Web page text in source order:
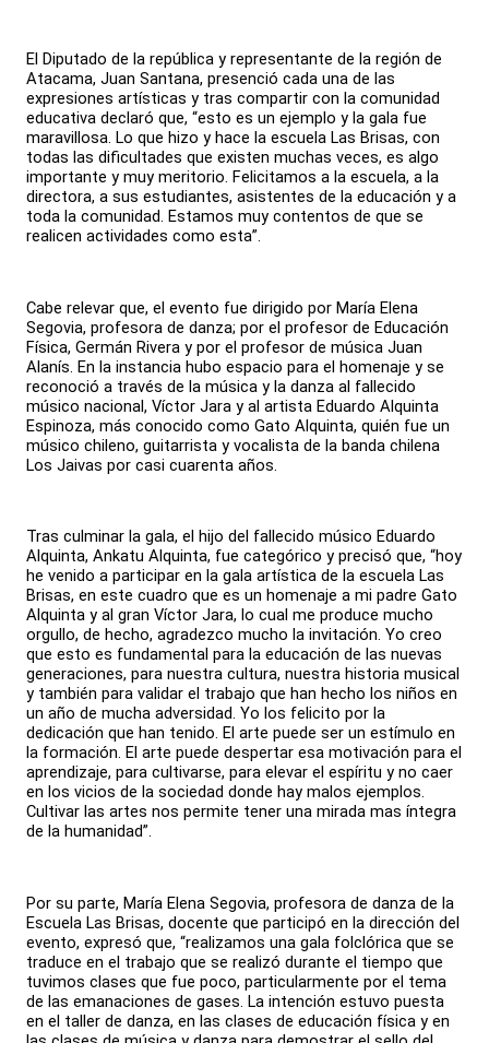
El Diputado de la república y representante de la región de
Atacama, Juan Santana, presenció cada una de las
expresiones artísticas y tras compartir con la comunidad
educativa declaró que, “esto es un ejemplo y la gala fue
maravillosa. Lo que hizo y hace la escuela Las Brisas, con
todas las dificultades que existen muchas veces, es algo
importante y muy meritorio. Felicitamos a la escuela, a la
directora, a sus estudiantes, asistentes de la educación y a
toda la comunidad. Estamos muy contentos de que se
realicen actividades como esta”.
Cabe relevar que, el evento fue dirigido por María Elena
Segovia, profesora de danza; por el profesor de Educación
Física, Germán Rivera y por el profesor de música Juan
Alanís. En la instancia hubo espacio para el homenaje y se
reconoció a través de la música y la danza al fallecido
músico nacional, Víctor Jara y al artista Eduardo Alquinta
Espinoza, más conocido como Gato Alquinta, quién​ fue un
músico chileno, guitarrista y vocalista de la banda chilena
Los Jaivas por casi cuarenta años. ​
Tras culminar la gala, el hijo del fallecido músico Eduardo
Alquinta, Ankatu Alquinta, fue categórico y precisó que, “hoy
he venido a participar en la gala artística de la escuela Las
Brisas, en este cuadro que es un homenaje a mi padre Gato
Alquinta y al gran Víctor Jara, lo cual me produce mucho
orgullo, de hecho, agradezco mucho la invitación. Yo creo
que esto es fundamental para la educación de las nuevas
generaciones, para nuestra cultura, nuestra historia musical
y también para validar el trabajo que han hecho los niños en
un año de mucha adversidad. Yo los felicito por la
dedicación que han tenido. El arte puede ser un estímulo en
la formación. El arte puede despertar esa motivación para el
aprendizaje, para cultivarse, para elevar el espíritu y no caer
en los vicios de la sociedad donde hay malos ejemplos.
Cultivar las artes nos permite tener una mirada mas íntegra
de la humanidad”.
Por su parte, María Elena Segovia, profesora de danza de la
Escuela Las Brisas, docente que participó en la dirección del
evento, expresó que, “realizamos una gala folclórica que se
traduce en el trabajo que se realizó durante el tiempo que
tuvimos clases que fue poco, particularmente por el tema
de las emanaciones de gases. La intención estuvo puesta
en el taller de danza, en las clases de educación física y en